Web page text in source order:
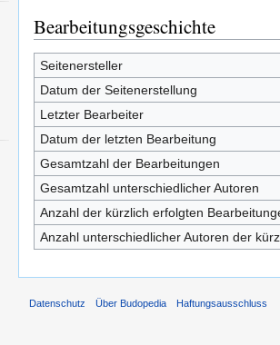
Bearbeitungsgeschichte
Seitenersteller
Datum der Seitenerstellung
Letzter Bearbeiter
Datum der letzten Bearbeitung
Gesamtzahl der Bearbeitungen
Gesamtzahl unterschiedlicher Autoren
Anzahl der kürzlich erfolgten
Anzahl unterschiedlicher Autoren der
Datenschutz Über Budopedia Haftungsausschluss